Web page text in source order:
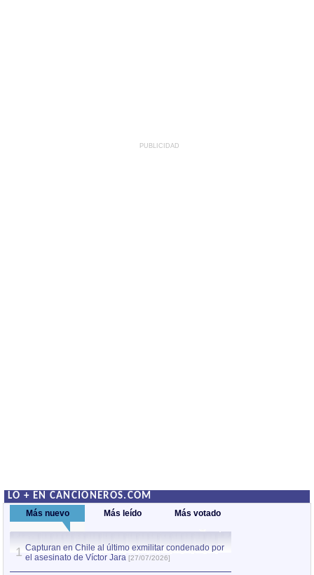
PUBLICIDAD
LO + EN CANCIONEROS.COM
Más nuevo Más leído Más votado
1 Capturan en Chile al último exmilitar condenado por
el asesinato de Víctor Jara [27/07/2026]